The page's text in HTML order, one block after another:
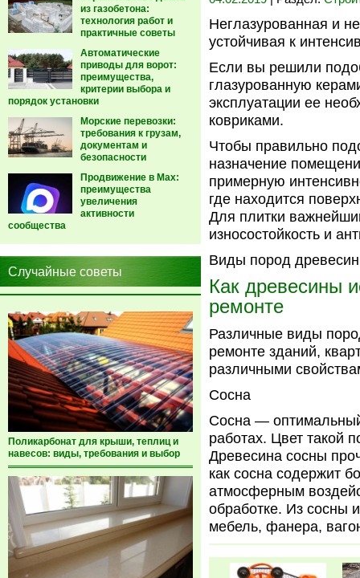
из газобетона:
технология работ и
практичные советы
Автоматические
приводы для ворот:
преимущества,
критерии выбора и
порядок установки
Морские перевозки:
требования к грузам,
документам и
безопасности
Продвижение в Max:
преимущества
увеличения
активности
сообщества
Случайные советы
Поликарбонат для крыши, теплиц и
навесов: виды, требования и выбор
Неглазурованная и
устойчивая к
Если вы решили
глазурованную
эксплуатации ее
ковриками.
Чтобы правильно
назначение
примерную
где находится
Для плитки
износостойкость и
Виды пород
Как древесины
ремонте
Различные виды
ремонте зданий,
различными
Сосна
Сосна —
работах. Цвет такой
Древесина сосны
как сосна содержит
атмосферным
обработке. Из сосны
мебель, фанера,